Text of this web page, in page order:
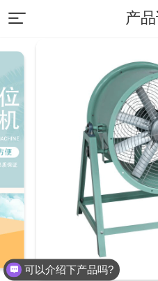
173-0371-
首 页
产品中心
服务支持
工程案例
产
可以介绍下产品吗?